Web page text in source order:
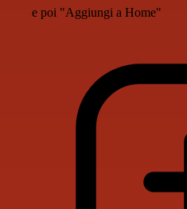
e poi "Aggiungi a Home"